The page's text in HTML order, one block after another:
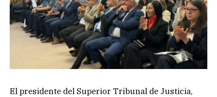
El presidente del Superior Tribunal de Justicia,